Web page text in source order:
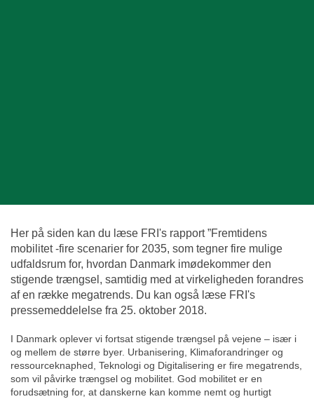
Her på siden kan du læse FRI's rapport ”Fremtidens
mobilitet -fire scenarier for 2035, som tegner fire mulige
udfaldsrum for, hvordan Danmark imødekommer den
stigende trængsel, samtidig med at virkeligheden forandres
af en række megatrends. Du kan også læse FRI's
pressemeddelelse fra 25. oktober 2018.
I Danmark oplever vi fortsat stigende trængsel på vejene – især i
og mellem de større byer. Urbanisering, Klimaforandringer og
ressourceknaphed, Teknologi og Digitalisering er fire megatrends,
som vil påvirke trængsel og mobilitet. God mobilitet er en
forudsætning for, at danskerne kan komme nemt og hurtigt